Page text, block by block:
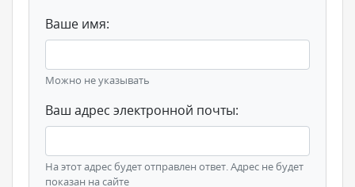
Ваше имя:
Можно не указывать
Ваш адрес электронной почты:
На этот адрес будет отправлен ответ. Адрес не будет
показан на сайте